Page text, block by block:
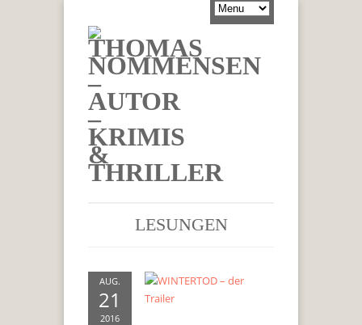
LESUNGEN
AUG.
21
2016